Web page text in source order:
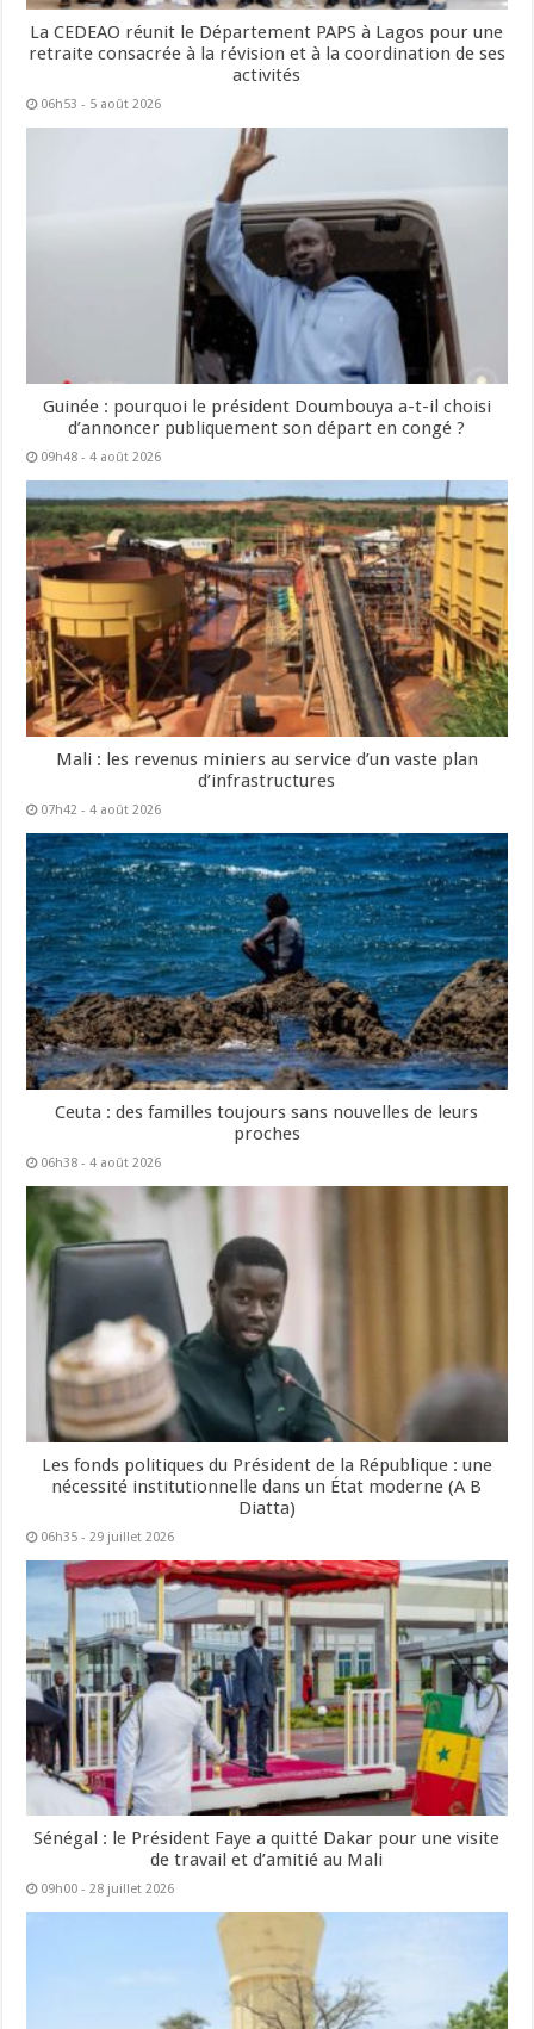
La CEDEAO réunit le Département PAPS à Lagos pour une
retraite consacrée à la révision et à la coordination de ses
activités
06h53 - 5 août 2026
Guinée : pourquoi le président Doumbouya a-t-il choisi
d’annoncer publiquement son départ en congé ?
09h48 - 4 août 2026
Mali : les revenus miniers au service d’un vaste plan
d’infrastructures
07h42 - 4 août 2026
Ceuta : des familles toujours sans nouvelles de leurs
proches
06h38 - 4 août 2026
Les fonds politiques du Président de la République : une
nécessité institutionnelle dans un État moderne (A B
Diatta)
06h35 - 29 juillet 2026
Sénégal : le Président Faye a quitté Dakar pour une visite
de travail et d’amitié au Mali
09h00 - 28 juillet 2026